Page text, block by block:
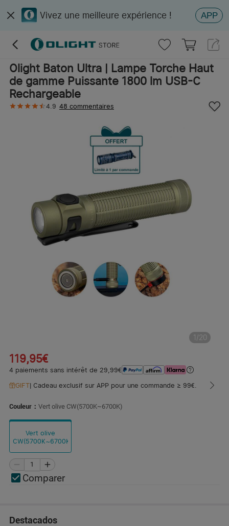
Vivez une meilleure expérience ! APP
Olight Baton Ultra | Lampe Torche Haut
de gamme Puissante 1800 lm USB-C
Rechargeable
4.9 48 commentaires
1/20
119,95€
4 paiements sans intérêt de 29,99€
GIFT| Cadeau exclusif sur APP pour une commande ≥ 99€.
Couleur： Vert olive CW(5700K~6700K)
Vert olive
CW(5700K~6700K)
Comparer
Destacados